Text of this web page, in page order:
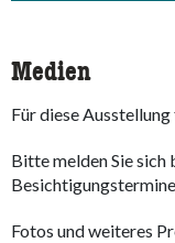
Medien
Für diese
Bitte melden Sie
Fotos und weiteres